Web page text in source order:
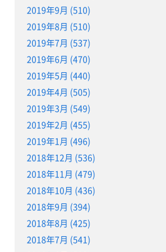
2019年9月 (510)
2019年8月 (510)
2019年7月 (537)
2019年6月 (470)
2019年5月 (440)
2019年4月 (505)
2019年3月 (549)
2019年2月 (455)
2019年1月 (496)
2018年12月 (536)
2018年11月 (479)
2018年10月 (436)
2018年9月 (394)
2018年8月 (425)
2018年7月 (541)